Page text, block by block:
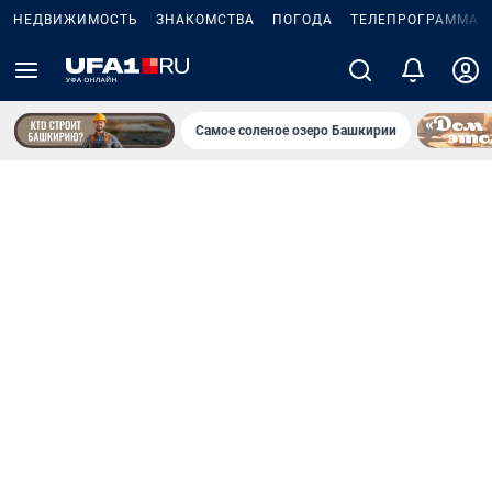
НЕДВИЖИМОСТЬ ЗНАКОМСТВА ПОГОДА ТЕЛЕПРОГРАММА
Самое соленое озеро Башкирии